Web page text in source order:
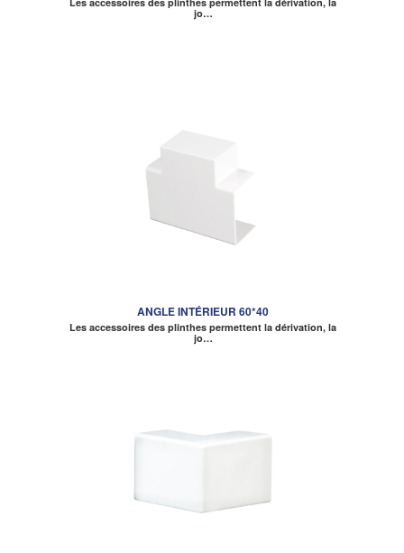
jo…
ANGLE INTÉRIEUR 60*40
Les accessoires des plinthes permettent la dérivation, la
jo…